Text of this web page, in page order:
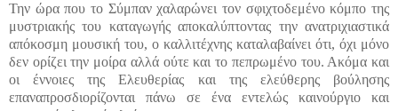
Την ώρα που το Σύμπαν χαλαρώνει τον σφιχτοδεμένο κόμπο της
μυστριακής του καταγωγής αποκαλύπτοντας την ανατριχιαστικά
απόκοσμη μουσική του, ο καλλιτέχνης καταλαβαίνει ότι, όχι μόνο
δεν ορίζει την μοίρα αλλά ούτε και το πεπρωμένο του. Ακόμα και
οι έννοιες της Ελευθερίας και της ελεύθερης βούλησης
επαναπροσδιορίζονται πάνω σε ένα εντελώς καινούργιο και